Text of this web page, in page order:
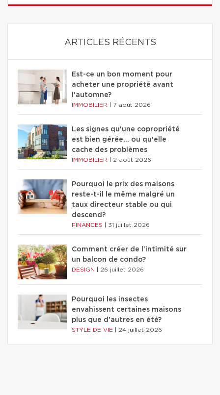
ARTICLES RÉCENTS
Est-ce un bon moment pour
acheter une propriété avant
l'automne?
IMMOBILIER 7 août 2026
Les signes qu'une copropriété
est bien gérée… ou qu'elle
cache des problèmes
IMMOBILIER 2 août 2026
Pourquoi le prix des maisons
reste-t-il le même malgré un
taux directeur stable ou qui
descend?
FINANCES 31 juillet 2026
Comment créer de l'intimité sur
un balcon de condo?
DESIGN 26 juillet 2026
Pourquoi les insectes
envahissent certaines maisons
plus que d'autres en été?
STYLE DE VIE 24 juillet 2026